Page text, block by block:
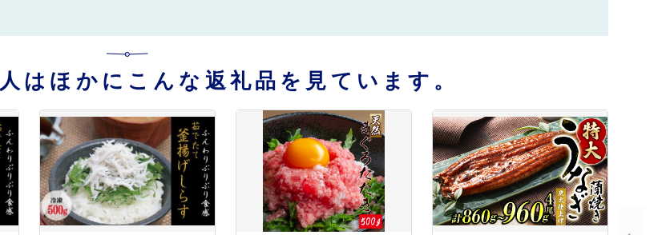
はほかにこんな返礼品を見ています。